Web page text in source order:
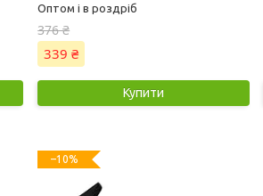
Оптом і в роздріб
376 ₴
339 ₴
Купити
–10%